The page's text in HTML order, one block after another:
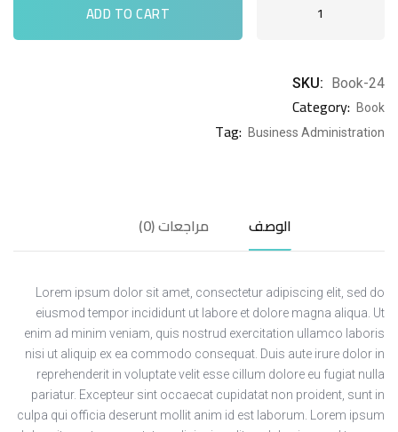
ADD TO CART
SKU: Book-24
Category: Book
Tag: Business Administration
الوصف مراجعات (0)
Lorem ipsum dolor sit amet, consectetur adipiscing elit, sed do
eiusmod tempor incididunt ut labore et dolore magna aliqua. Ut
enim ad minim veniam, quis nostrud exercitation ullamco laboris
nisi ut aliquip ex ea commodo consequat. Duis aute irure dolor in
reprehenderit in voluptate velit esse cillum dolore eu fugiat nulla
pariatur. Excepteur sint occaecat cupidatat non proident, sunt in
culpa qui officia deserunt mollit anim id est laborum. Lorem ipsum